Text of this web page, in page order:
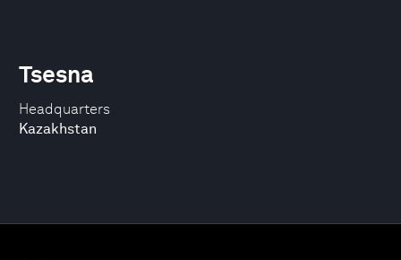
Headquarters
Kazakhstan
Tsesna